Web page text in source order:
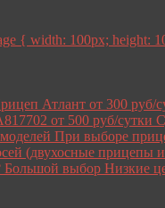
{ width: 100px; height:
Атлант от 300
от 500 руб/
При выборе
(двухосные прицепы
выбор Низкие